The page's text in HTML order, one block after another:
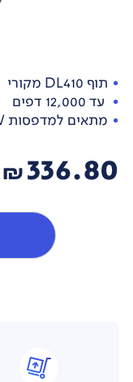
תוף DL410 מקורי
עד 12,000 דפים
מתאים למדפסות M7200FDW ו-M6800FDW
336.80
₪